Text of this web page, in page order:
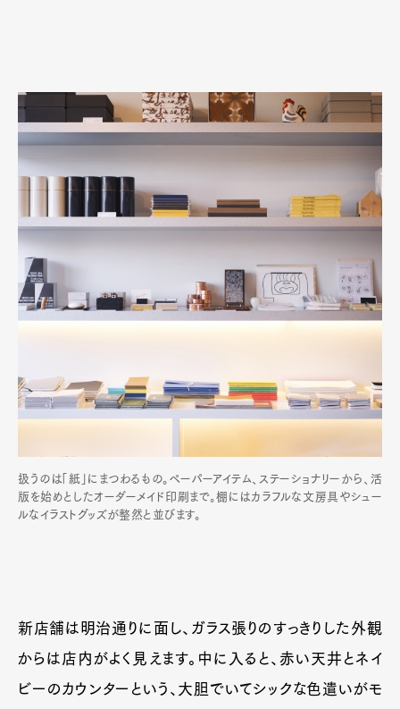
扱うのは「紙」にまつわるもの。ペーパーアイテム、ステーショナリーから、活
版を始めとしたオーダーメイド印刷まで。棚にはカラフルな文房具やシュー
ルなイラストグッズが整然と並びます。
新店舗は明治通りに面し、ガラス張りのすっきりした外観
からは店内がよく見えます。中に入ると、赤い天井とネイ
ビーのカウンターという、大胆でいてシックな色遣いがモ